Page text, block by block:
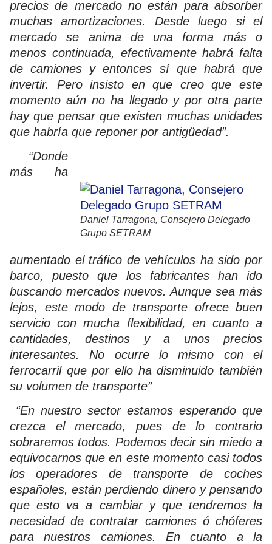
precios de mercado no están para absorber
muchas amortizaciones. Desde luego si el
mercado se anima de una forma más o
menos continuada, efectivamente habrá falta
de camiones y entonces sí que habrá que
invertir. Pero insisto en que creo que este
momento aún no ha llegado y por otra parte
hay que pensar que existen muchas unidades
que habría que reponer por antigüedad”.
Daniel Tarragona, Consejero Delegado
Grupo SETRAM
“Donde
más ha
aumentado el tráfico de vehículos ha sido por
barco, puesto que los fabricantes han ido
buscando mercados nuevos. Aunque sea más
lejos, este modo de transporte ofrece buen
servicio con mucha flexibilidad, en cuanto a
cantidades, destinos y a unos precios
interesantes. No ocurre lo mismo con el
ferrocarril que por ello ha disminuido también
su volumen de transporte”
“En nuestro sector estamos esperando que
crezca el mercado, pues de lo contrario
sobraremos todos. Podemos decir sin miedo a
equivocarnos que en este momento casi todos
los operadores de transporte de coches
españoles, están perdiendo dinero y pensando
que esto va a cambiar y que tendremos la
necesidad de contratar camiones ó chóferes
para nuestros camiones. En cuanto a la